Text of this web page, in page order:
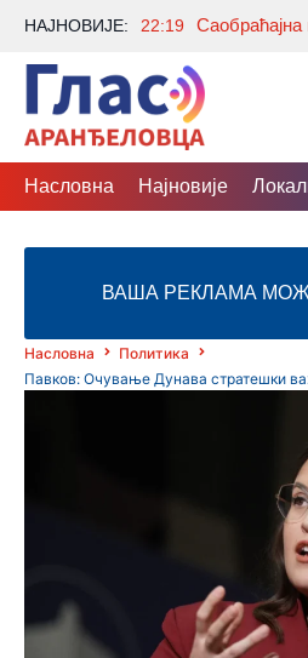
НАЈНОВИЈЕ: 22:19
Насловна Најновије
ВАША РЕКЛАМА
Насловна
Политика
Павков: Очување Дунава стратешки